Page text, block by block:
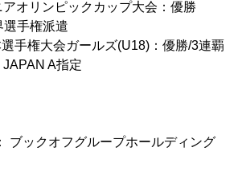
オリンピックカップ大会：優勝
手権派遣
手権大会ガールズ(U18)：優勝/3連覇
A指定
オフグループホールディング